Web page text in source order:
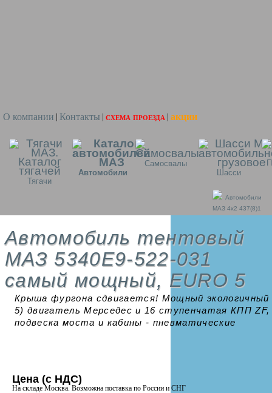
О компании Контакты схема проезда акции
Тягачи
Автомобили
Самосвалы
Шасси
Автомобили
МАЗ 4x2 437(8)1
Автомобиль тентовый
МАЗ 5340E9-522-031
самый мощный, EURO 5
Крыша фургона сдвигается! Мощный экологичный
5) двигатель Мерседес и 16 ступенчатая КПП ZF,
подвеска моста и кабины - пневматические
Цена (с НДС)
На складе Москва. Возможна поставка по России и СНГ